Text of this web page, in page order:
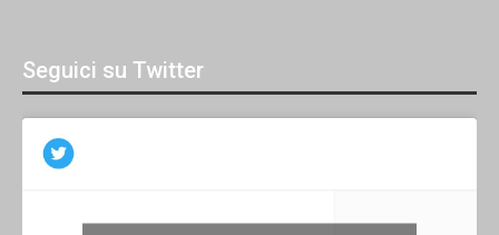
Seguici su Twitter